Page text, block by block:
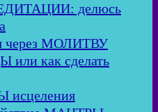
делюсь
через МОЛИТВУ
как сделать